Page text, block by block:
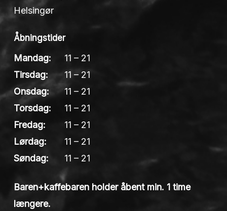
Helsingør
Åbningstider
Mandag:
11 – 21
Tirsdag:
11 – 21
Onsdag:
11 – 21
Torsdag:
11 – 21
Fredag:
11 – 21
Lørdag:
11 – 21
Søndag:
11 – 21
Baren+kaffebaren holder åbent min. 1 time
længere.